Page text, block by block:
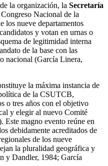
la organización, la Secretaría
Nacional de la
los nueve departamentos
y votan en urnas o
de legitimidad interna
de la base con las
nacional (García Linera,
la máxima instancia de
de la CSUTCB,
o tres años con el objetivo
y elegir al nuevo Comité
magno evento reúne en
debidamente acreditados de
de los nueve
la pluralidad geográfica y
y Dandler, 1984; García